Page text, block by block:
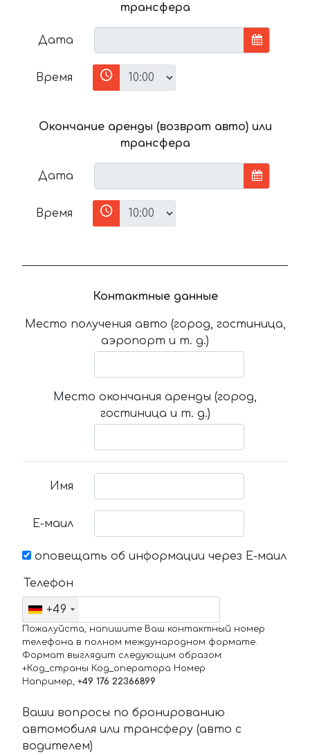
трансфера
Дата
Время
Окончание аренды (возврат авто) или
трансфера
Дата
Время
Контактные данные
Место получения авто (город, гостиница,
аэропорт и т. д.)
Место окончания аренды (город,
гостиница и т. д.)
Имя
Е-маил
оповещать об информации через Е-маил
Телефон
+49
Пожалуйста, напишите Ваш контактный номер
телефона в полном международном формате.
Формат выглядит следующим образом:
+Код_страны Код_оператора Номер
Например, +49 176 22366899
Ваши вопросы по бронированию
автомобиля или трансферу (авто с
водителем)